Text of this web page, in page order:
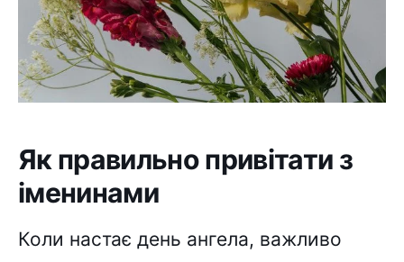
Як правильно привітати з
іменинами
Коли настає день ангела, важливо